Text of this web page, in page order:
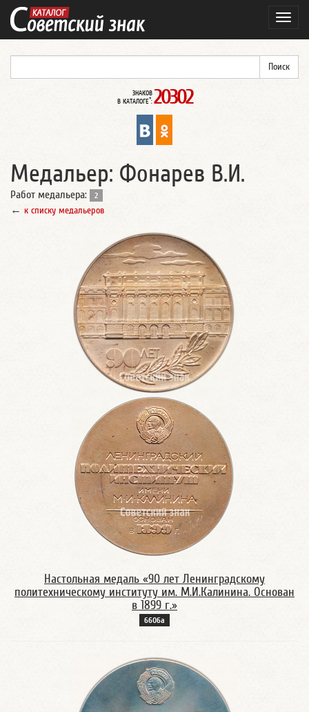
ЗНАКОВ
В КАТАЛОГЕ*: 20302
Медальер: Фонарев В.И.
Работ медальера: 2
← к списку медальеров
Настольная медаль «90 лет Ленинградскому
политехническому институту им. М.И.Калинина. Основан
в 1899 г.»
6606а